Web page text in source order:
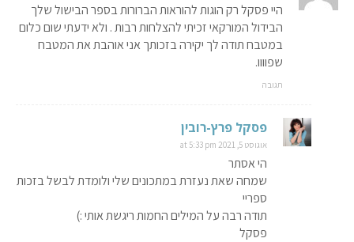
היי פסקל רק הוגות להוראות הברורות בספר הבישול שלך
הבידול המורקאי זכיתי להצלחות רבות . ולא ידעתי שום כלום
במטבח תודה לך יקירה בזכותך אני אוהבת את המטבח
שפוווו.
תגובה
פסקל פרץ-רובין
אוגוסט 5, 2021 at 5:33 pm
הי אסתר
שמחה שאת נעזרת במתכונים שלי ולומדת לבשל בזכות
ספריי
תודה רבה על המילים החמות ריגשת אותי :)
פסקל